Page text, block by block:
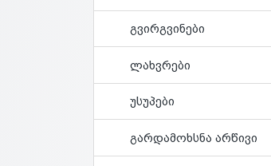
გვირგვინები
ლახვრები
უსუპები
გარდამოხსნა არწივი